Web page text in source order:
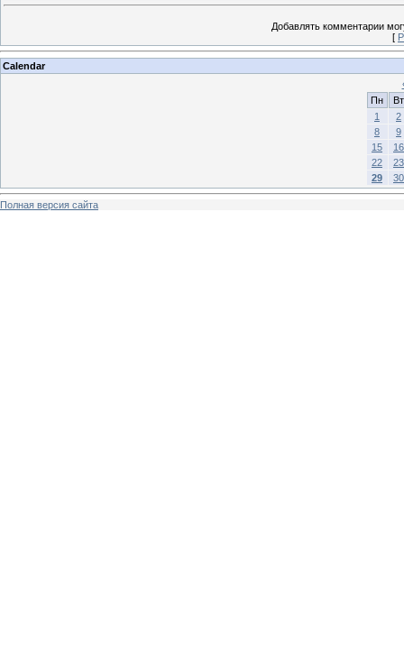
Добавлять комментарии
[
Calendar
Пн
Вт
1
2
8
9
15
16
22
23
29
30
Полная версия сайта